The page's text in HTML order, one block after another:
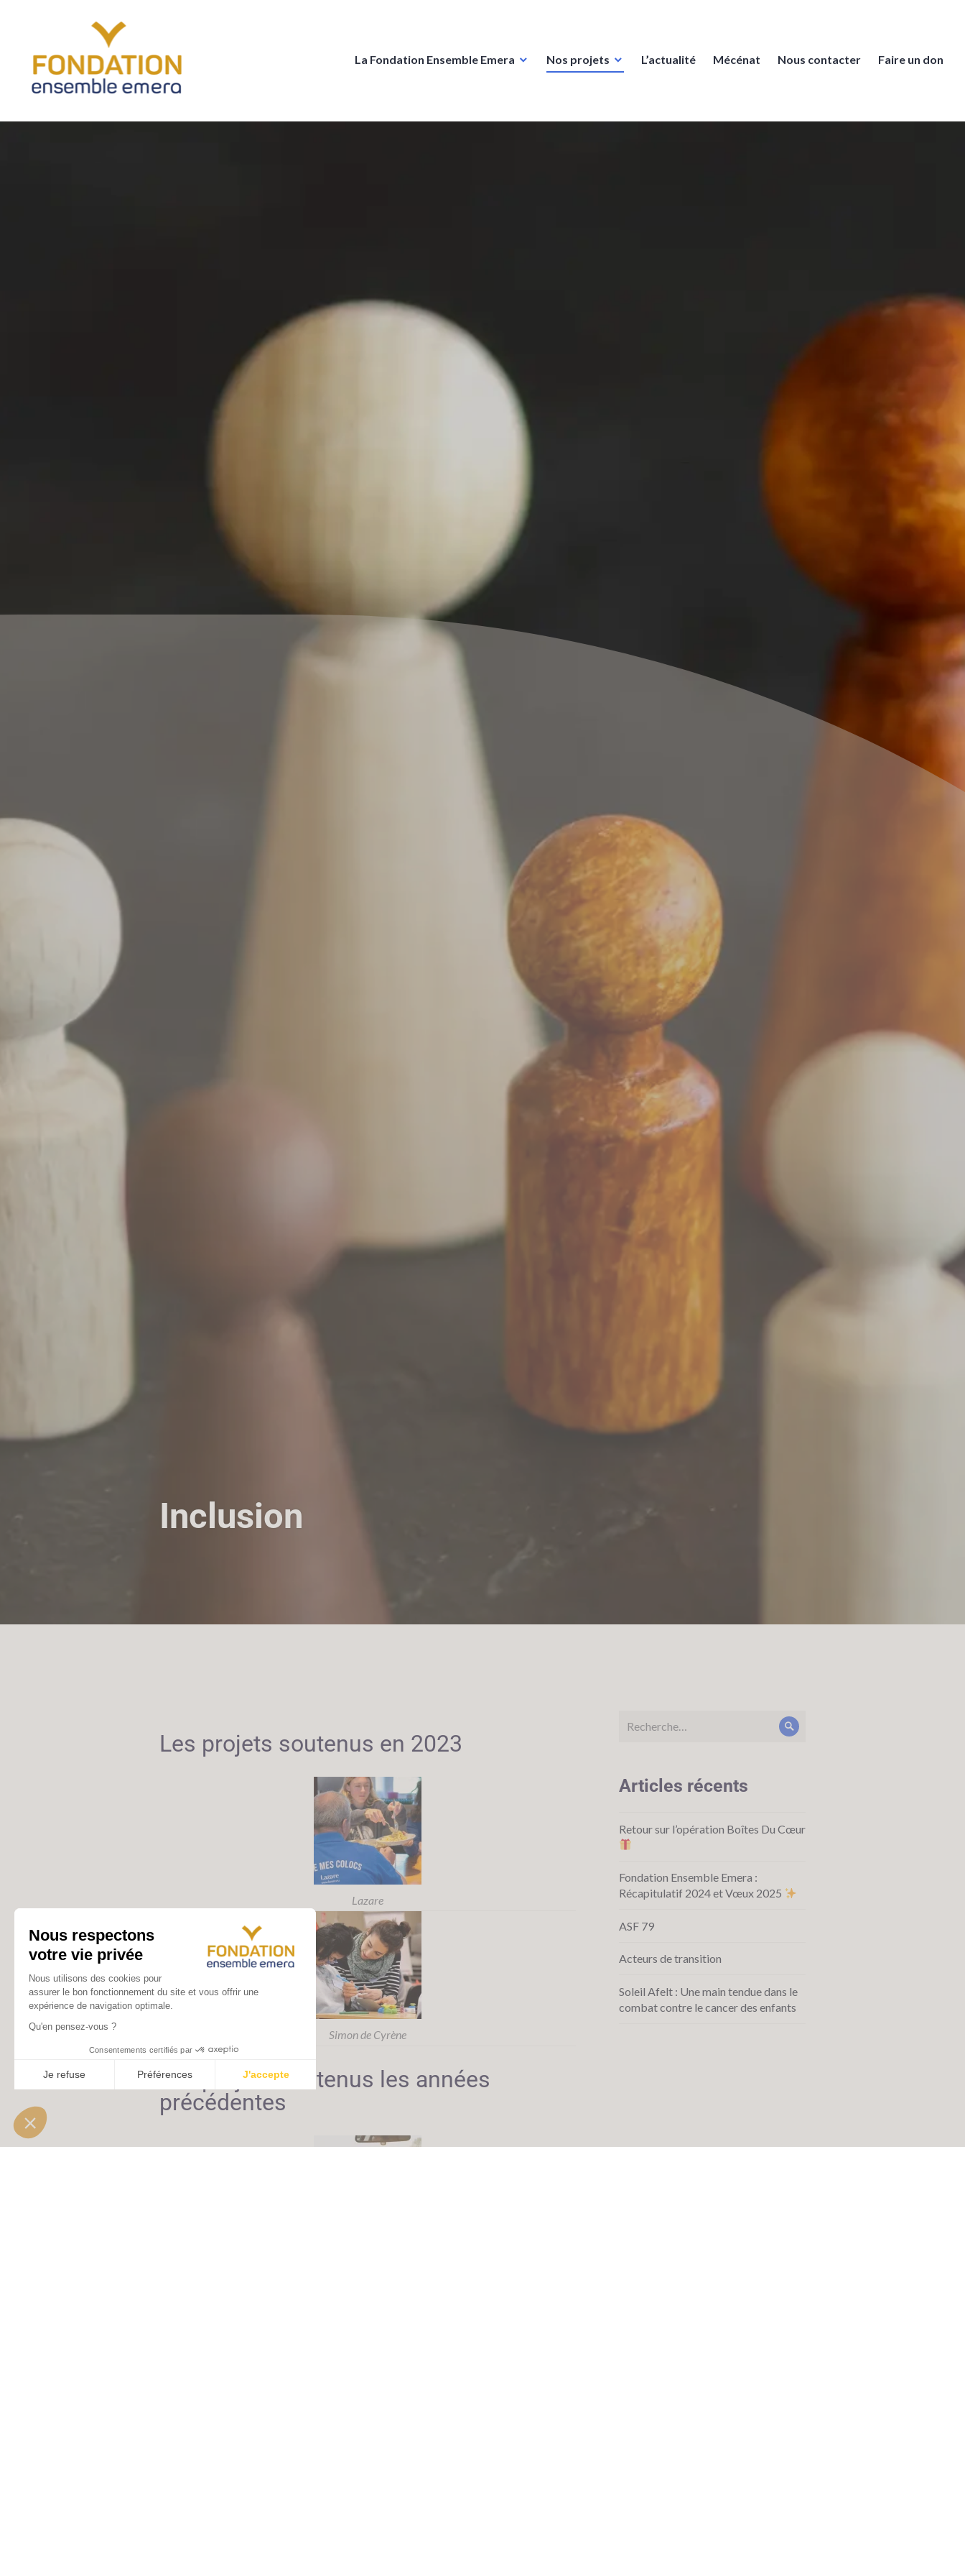
Fondation Ensemble Emera
La Fondation Ensemble Emera Nos projets L’actualité Mécénat Nous contacter Faire un don
Inclusion
Les projets soutenus en 2023
Lazare
Simon de Cyrène
Les projets soutenus les années
précédentes
Articles récents
Retour sur l’opération Boîtes Du Cœur
Fondation Ensemble Emera :
Récapitulatif 2024 et Vœux 2025
ASF 79
Acteurs de transition
Soleil Afelt : Une main tendue dans le
combat contre le cancer des enfants